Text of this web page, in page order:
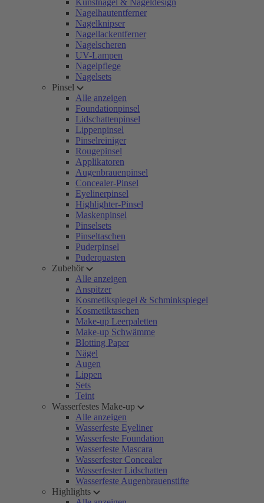
Kunstnägel & Nageldesign
Nagelhautentferner
Nagelknipser
Nagellackentferner
Nagelscheren
UV-Lampen
Nagelpflege
Nagelsets
Pinsel
Alle anzeigen
Foundationpinsel
Lidschattenpinsel
Lippenpinsel
Pinselreiniger
Rougepinsel
Applikatoren
Augenbrauenpinsel
Concealer-Pinsel
Eyelinerpinsel
Highlighter-Pinsel
Maskenpinsel
Pinselsets
Pinseltaschen
Puderpinsel
Puderquasten
Zubehör
Alle anzeigen
Anspitzer
Kosmetikspiegel & Schminkspiegel
Kosmetiktaschen
Make-up Leerpaletten
Make-up Schwämme
Blotting Paper
Nägel
Augen
Lippen
Sets
Teint
Wasserfestes Make-up
Alle anzeigen
Wasserfeste Eyeliner
Wasserfeste Foundation
Wasserfeste Mascara
Wasserfester Concealer
Wasserfester Lidschatten
Wasserfeste Augenbrauenstifte
Highlights